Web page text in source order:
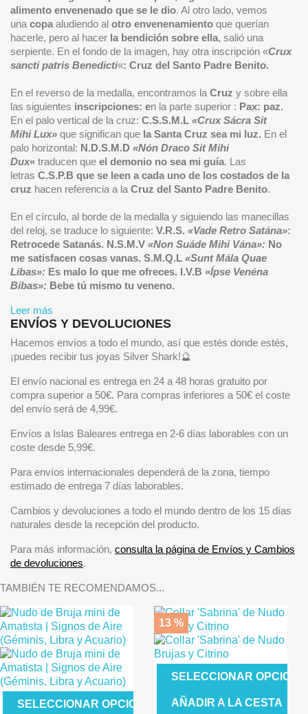
alimento envenenado que se le dio. Al otro lado, vemos
una copa aludiendo al otro envenenamiento que querían
hacerle, pero al hacer la bendición sobre ella, salió una
serpiente. En el fondo de la imagen, hay otra inscripción «Crux
sancti patris Benedicti«: Cruz del Santo Padre Benito.
En el reverso de la medalla, encontramos la Cruz y sobre ella
las siguientes inscripciones: en la parte superior : Pax: paz.
En el palo vertical de la cruz: C.S.S.M.L «Crux Sácra Sit
Mihi Lux» que significan que la Santa Cruz sea mi luz. En el
palo horizontal: N.D.S.M.D «Nón Draco Sit Mihi
Dux« traducen que el demonio no sea mi guía. Las
letras C.S.P.B que se leen a cada uno de los costados de la
cruz hacen referencia a la Cruz del Santo Padre Benito.
En el círculo, al borde de la medalla y siguiendo las manecillas
del reloj, se traduce lo siguiente: V.R.S. «Vade Retro Satána»:
Retrocede Satanás. N.S.M.V «Non Suáde Mihi Vána»: No
me satisfacen cosas vanas. S.M.Q.L «Sunt Mála Quae
Libas»: Es malo lo que me ofreces. I.V.B «Ípse Venéna
Bíbas»: Bebe tú mismo tu veneno.
Leer más
ENVÍOS Y DEVOLUCIONES
Hacemos envíos a todo el mundo, así que estés donde estés,
¡puedes recibir tus joyas Silver Shark!🔮
El envío nacional es entrega en 24 a 48 horas gratuito por
compra superior a 50€. Para compras inferiores a 50€ el coste
del envío será de 4,99€.
Envíos a Islas Baleares entrega en 2-6 días laborables con un
coste desde 5,99€.
Para envíos internacionales dependerá de la zona, tiempo
estimado de entrega 7 días laborables.
Cambios y devoluciones a todo el mundo dentro de los 15 días
naturales desde la recepción del producto.
Para más información, consulta la página de Envíos y Cambios
de devoluciones.
TAMBIÉN TE RECOMENDAMOS...
SELECCIONAR OPCIONES
SELECCIONAR
AÑADIR A LA CESTA
13 %